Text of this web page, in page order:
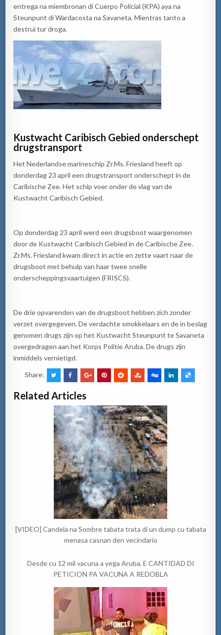
entrega na miembronan di Cuerpo Policial (KPA) aya na
Steunpunt di Wardacosta na Savaneta. Mientras tanto a
destrui tur droga.
Kustwacht Caribisch Gebied onderschept
drugstransport
Het Nederlandse marineschip Zr.Ms. Friesland heeft op
donderdag 23 april een drugstransport onderschept in de
Caribische Zee. Het schip voer onder de vlag van de
Kustwacht Caribisch Gebied.
Op donderdag 23 april werd een drugsboot waargenomen
door de Kustwacht Caribisch Gebied in de Caribische Zee.
Zr.Ms. Friesland kwam direct in actie en zette vaart naar de
drugsboot met behulp van haar twee snelle
onderscheppingsvaartuigen (FRISCS).
De drie opvarenden van de drugsboot hebben zich zonder
verzet overgegeven. De verdachte smokkelaars en de in beslag
genomen drugs zijn op het Kustwacht Steunpunt te Savaneta
overgedragen aan het Korps Politie Aruba. De drugs zijn
inmiddels vernietigd.
Share:
Related Articles
[VIDEO] Candela na Sombre tabata trata di un dump cu tabata
menasa casnan den vecindario
Desde cu 12 mil vacuna a yega Aruba, E CANTIDAD DI
PETICION PA VACUNA A REDOBLA